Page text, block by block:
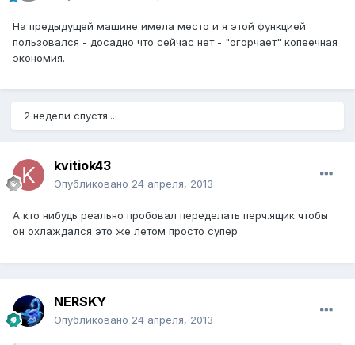
На предыдущей машине имела место и я этой функцией
пользовался - досадно что сейчас нет - "огорчает" копеечная
экономия.
2 недели спустя...
kvitiok43
Опубликовано 24 апреля, 2013
А кто нибудь реально пробовал переделать перч.ящик чтобы
он охлаждался это же летом просто супер
NERSKY
Опубликовано 24 апреля, 2013